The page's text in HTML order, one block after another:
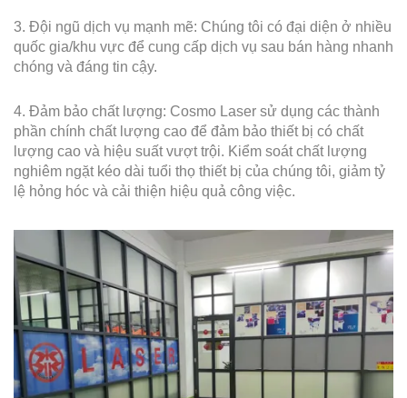
3. Đội ngũ dịch vụ mạnh mẽ: Chúng tôi có đại diện ở nhiều
quốc gia/khu vực để cung cấp dịch vụ sau bán hàng nhanh
chóng và đáng tin cậy.
4. Đảm bảo chất lượng: Cosmo Laser sử dụng các thành
phần chính chất lượng cao để đảm bảo thiết bị có chất
lượng cao và hiệu suất vượt trội. Kiểm soát chất lượng
nghiêm ngặt kéo dài tuổi thọ thiết bị của chúng tôi, giảm tỷ
lệ hỏng hóc và cải thiện hiệu quả công việc.